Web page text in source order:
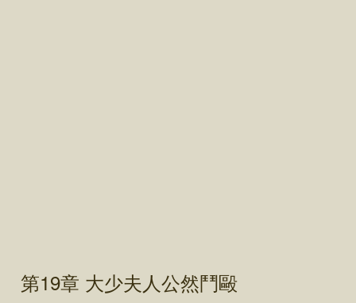
第19章 大少夫人公然鬥毆